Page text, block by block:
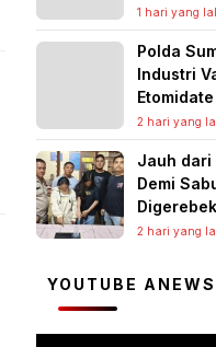
Dunia
Fasilitas
Solusi
Berulang
1 hari yang
Polda
Industri
dari
2 hari yang
Jauh dari
Demi
Malela di
Diburu
2 hari yang
YOUTUBE